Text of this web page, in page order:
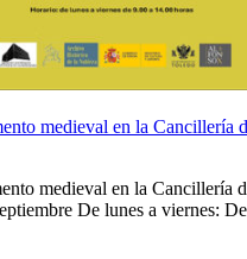
medieval en la Cancillería
medieval en la Cancillería
De lunes a viernes: De